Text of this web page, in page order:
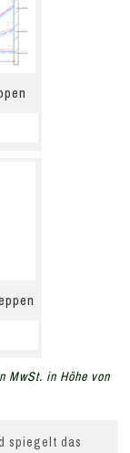
MwSt. in Höhe von
spiegelt das